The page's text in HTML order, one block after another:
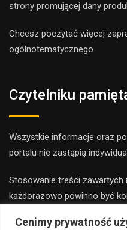
Cenimy prywatność
strony promującej dany
Chcesz poczytać więcej
ogólnotematycznego
Czytelniku
Wszystkie informacje oraz
portalu nie zastąpią
Stosowanie treści zawartych
każdorazowo powinno być